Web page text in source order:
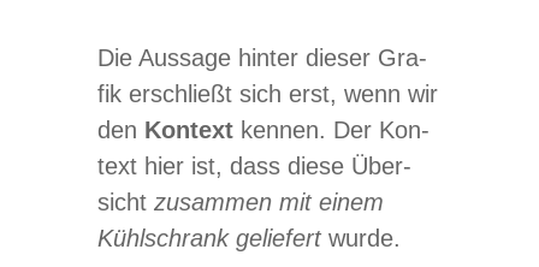
Die Aus­sage hin­ter die­ser Gra­
fik erschließt sich erst, wenn wir
den Kon­textken­nen. Der Kon­
text hier ist, dass diese Über­
sicht zusam­men mit einem
Kühl­schrank gelie­fertwurde.